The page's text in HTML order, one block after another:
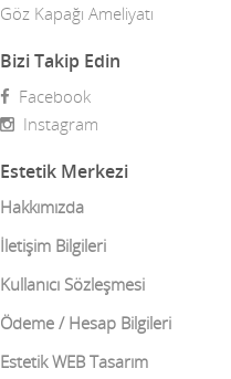
Göz Kapağı Ameliyatı
Bizi Takip Edin
Facebook
Instagram
Estetik Merkezi
Hakkımızda
İletişim Bilgileri
Kullanıcı Sözleşmesi
Ödeme / Hesap Bilgileri
Estetik WEB Tasarım